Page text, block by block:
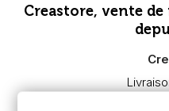
Creastore, vente